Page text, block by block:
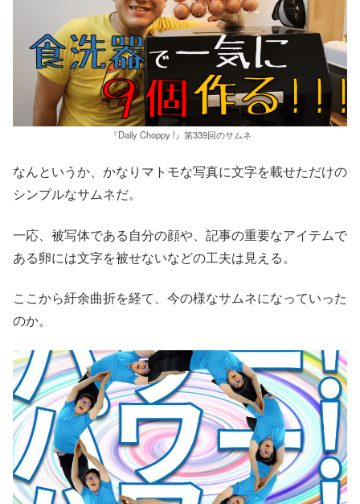
『Daily Choppy !』第339回のサムネ
なんというか、かなりマトモな写真に文字を載せただけの
シンプルなサムネだ。
一応、被写体である自分の顔や、記事の重要なアイテムで
ある卵には文字を被せないなどの工夫は見える。
ここから紆余曲折を経て、今の様なサムネになっていった
のか。